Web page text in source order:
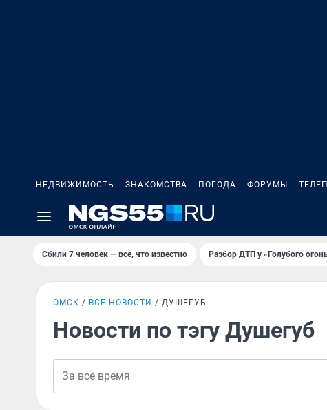
НЕДВИЖИМОСТЬ ЗНАКОМСТВА ПОГОДА ФОРУМЫ
Сбили 7 человек — все, что известно Разбор ДТП у «Голубого
ОМСК ВСЕ НОВОСТИ ДУШЕГУБ
Новости по тэгу Душегуб